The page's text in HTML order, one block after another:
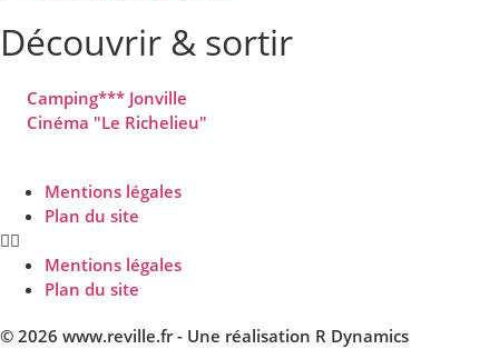
Découvrir & sortir
Camping*** Jonville
Cinéma "Le Richelieu"
Mentions légales
Plan du site
Mentions légales
Plan du site
© 2026 www.reville.fr - Une réalisation R Dynamics